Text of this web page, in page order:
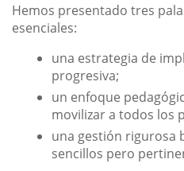
Hemos presentado tres
esenciales:
una estrategia de
progresiva;
un enfoque
movilizar a todos los
una gestión rigurosa
sencillos pero